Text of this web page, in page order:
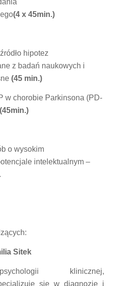
(4 x 45min.)
hipotez
z badań naukowych i
(45 min.)
w chorobie Parkinsona (PD-
o wysokim
intelektualnym –
Sitek
klinicznej,
się w diagnozie i